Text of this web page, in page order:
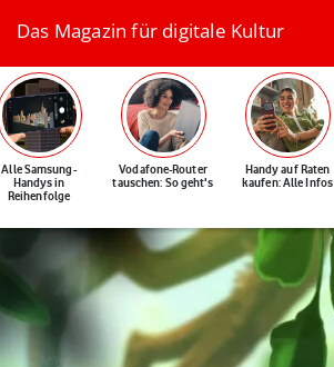
Das Magazin für digitale Kultur
Alle Samsung-
Handys in
Reihenfolge
Vodafone-Router
tauschen: So geht's
Handy auf Raten
kaufen: Alle Infos